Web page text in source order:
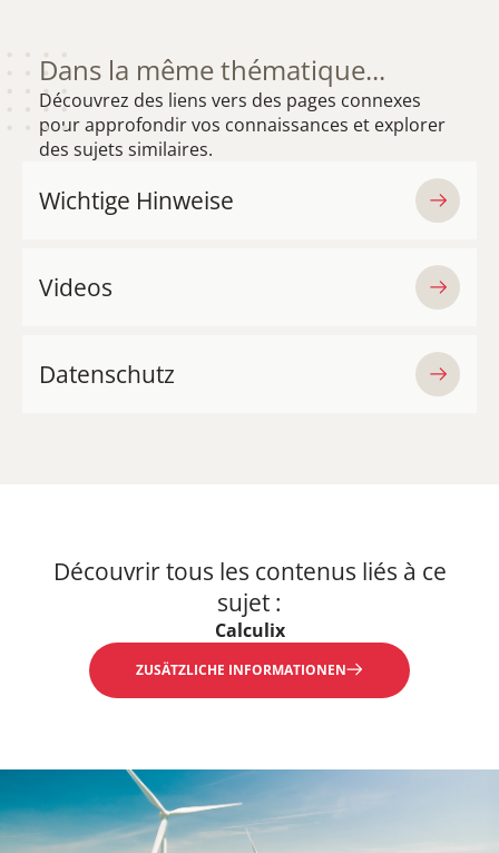
Dans la même thématique...
Découvrez des liens vers des pages connexes
pour approfondir vos connaissances et explorer
des sujets similaires.
Wichtige Hinweise
Videos
Datenschutz
Découvrir tous les contenus liés à ce
sujet :
Calculix
ZUSÄTZLICHE INFORMATIONEN